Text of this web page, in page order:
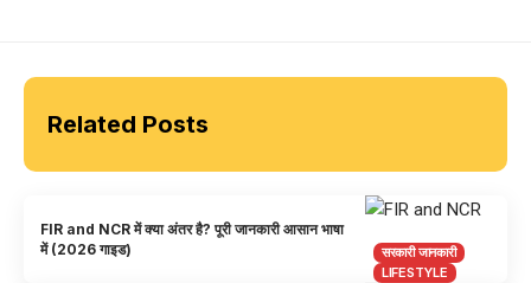
Related Posts
सरकारी जानकारी
LIFESTYLE
FIR and NCR में क्या अंतर है? पूरी जानकारी आसान भाषा
में (2026 गाइड)